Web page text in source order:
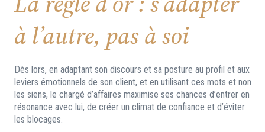
à l’autre, pas à soi
Dès lors, en adaptant son discours et sa posture au profil et aux
leviers émotionnels de son client, et en utilisant ces mots et non
les siens, le chargé d’affaires maximise ses chances d’entrer en
résonance avec lui, de créer un climat de confiance et d’éviter
les blocages.